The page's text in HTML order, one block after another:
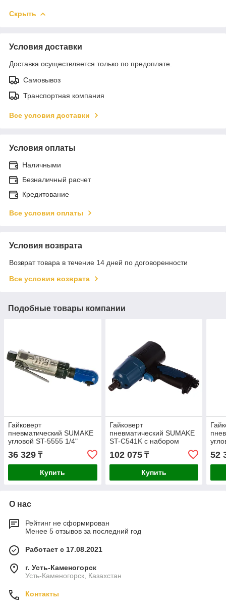
Скрыть
Условия доставки
Доставка осуществляется только по предоплате.
Самовывоз
Транспортная компания
Все условия доставки
Условия оплаты
Наличными
Безналичный расчет
Кредитование
Все условия оплаты
Условия возврата
Возврат товара в течение 14 дней по договоренности
Все условия возврата
Подобные товары компании
Гайковерт
пневматический SUMAKE
угловой ST-5555 1/4"
34Hм 8094590
36 329 ₸
Купить
Гайковерт
пневматический SUMAKE
ST-C541K с набором
головок 1/2" 434Hm 10шт.
4118210
102 075₸
Купить
52
О нас
Рейтинг не сформирован
Менее 5 отзывов за последний год
Работает с 17.08.2021
г. Усть-Каменогорск
Усть-Каменогорск, Казахстан
Контакты